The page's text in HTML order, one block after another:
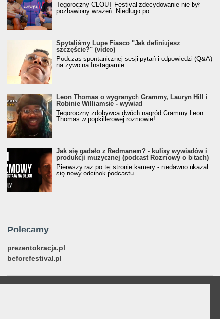
Tegoroczny CLOUT Festival zdecydowanie nie był
pozbawiony wrażeń. Niedługo po...
Spytaliśmy Lupe Fiasco "Jak definiujesz
szczęście?" (video)
Podczas spontanicznej sesji pytań i odpowiedzi (Q&A)
na żywo na Instagramie...
Leon Thomas o wygranych Grammy, Lauryn Hill i
Robinie Williamsie - wywiad
Tegoroczny zdobywca dwóch nagród Grammy Leon
Thomas w popkillerowej rozmowie!...
Jak się gadało z Redmanem? - kulisy wywiadów i
produkcji muzycznej (podcast Rozmowy o bitach)
Pierwszy raz po tej stronie kamery - niedawno ukazał
się nowy odcinek podcastu...
Polecamy
prezentokracja.pl
beforefestival.pl